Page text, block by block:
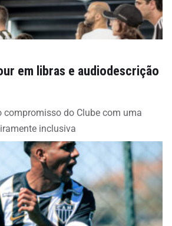
em libras e audiodescrição
compromisso do Clube com uma
inclusiva